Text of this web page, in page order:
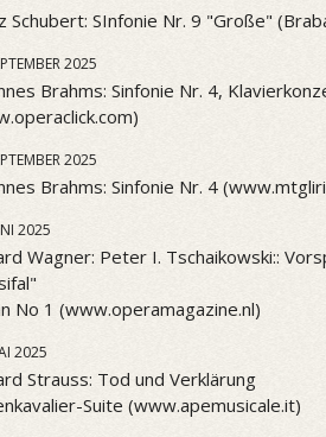
Schubert: SInfonie Nr. 9 "Große"
2025
Brahms: Sinfonie Nr. 4,
2025
Brahms: Sinfonie Nr. 4
2025
Wagner: Peter I. Tschaikowski::
No 1 (www.operamagazine.nl)
2025
Strauss: Tod und Verklärung
Suite (www.apemusicale.it)